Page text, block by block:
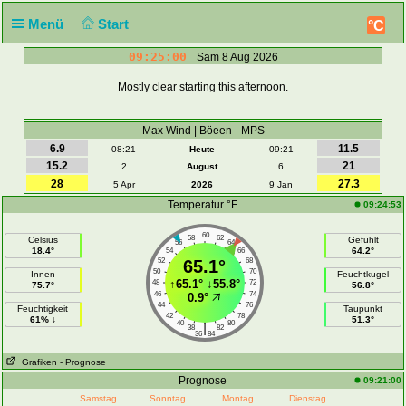
Menü Start °C
09:25:00 Sam 8 Aug 2026
Mostly clear starting this afternoon.
Max Wind | Böeen - MPS
6.9
08:21 Heute 09:21
11.5
15.2
2 August 6
21
28
5 Apr 2026 9 Jan
27.3
Temperatur °F
09:24:53
Celsius
18.4°
Innen
75.7°
Feuchtigkeit
61% ↓
60
58 62
56
64
54
66
52
68
50
70
48
72
46
74
44
76
42
78
40
80
38 82
|
36 84
65.1°
↑65.1°↓55.8°
0.9°
Gefühlt
64.2°
Feuchtkugel
56.8°
Taupunkt
51.3°
Grafiken - Prognose
Prognose
09:21:00
Samstag
Sonntag Montag Dienstag